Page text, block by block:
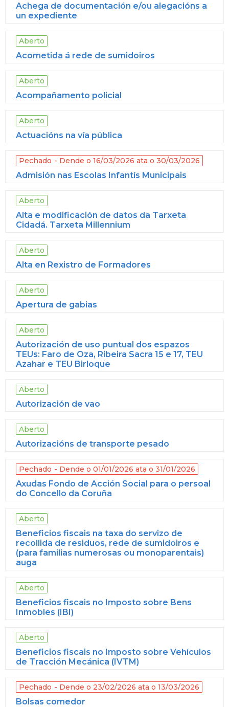
Achega de documentación e/ou alegacións a
un expediente
Aberto
Acometida á rede de sumidoiros
Aberto
Acompañamento policial
Aberto
Actuacións na vía pública
Pechado Dende o 16/03/2026 ata o 30/03/2026
Admisión nas Escolas Infantís Municipais
Aberto
Alta e modificación de datos da Tarxeta
Cidadá. Tarxeta Millennium
Aberto
Alta en Rexistro de Formadores
Aberto
Apertura de gabias
Aberto
Autorización de uso puntual dos espazos
TEUs: Faro de Oza, Ribeira Sacra 15 e 17, TEU
Azahar e TEU Birloque
Aberto
Autorización de vao
Aberto
Autorizacións de transporte pesado
Pechado Dende o 01/01/2026 ata o 31/01/2026
Axudas Fondo de Acción Social para o persoal
do Concello da Coruña
Aberto
Beneficios fiscais na taxa do servizo de
recollida de residuos, rede de sumidoiros e
(para familias numerosas ou monoparentais)
auga
Aberto
Beneficios fiscais no Imposto sobre Bens
Inmobles (IBI)
Aberto
Beneficios fiscais no Imposto sobre Vehículos
de Tracción Mecánica (IVTM)
Pechado Dende o 23/02/2026 ata o 13/03/2026
Bolsas comedor